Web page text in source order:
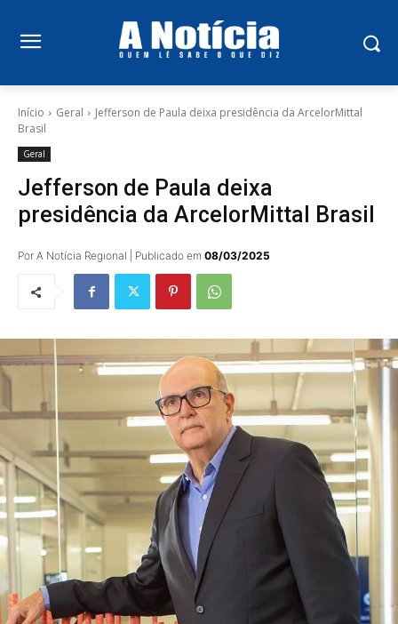
Início Geral
Jefferson de Paula deixa presidência da ArcelorMittal
Brasil
Geral
Jefferson de Paula deixa
presidência da ArcelorMittal Brasil
Por A Notícia Regional | Publicado em 08/03/2025